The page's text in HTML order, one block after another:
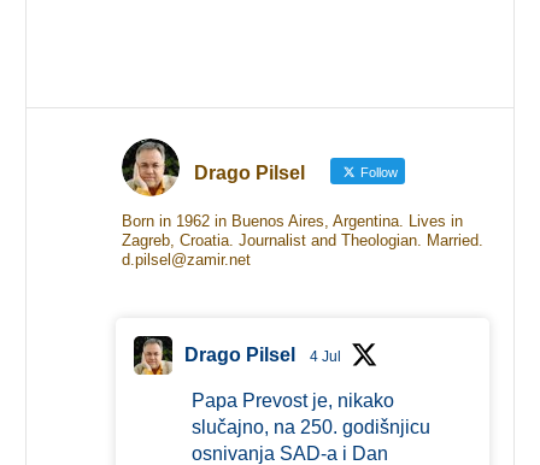
Drago Pilsel Follow
Born in 1962 in Buenos Aires, Argentina. Lives in
Zagreb, Croatia. Journalist and Theologian. Married.
d.pilsel@zamir.net
Drago Pilsel 4 Jul
Papa Prevost je, nikako
slučajno, na 250. godišnjicu
osnivanja SAD-a i Dan